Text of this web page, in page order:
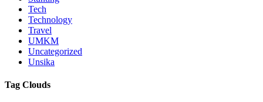
Tech
Technology
Travel
UMKM
Uncategorized
Unsika
Tag Clouds